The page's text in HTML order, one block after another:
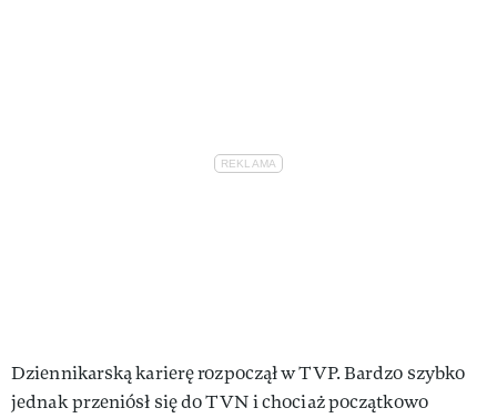
Dziennikarską karierę rozpoczął w TVP. Bardzo szybko
jednak przeniósł się do TVN i chociaż początkowo